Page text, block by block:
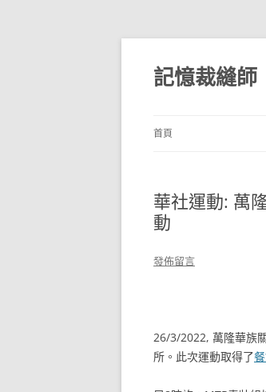
跳
主
要
內
記憶裁縫師
首頁
華社運動: 萬
動
發佈留言
26/3/2022, 萬隆華族
所。此次運動取得了